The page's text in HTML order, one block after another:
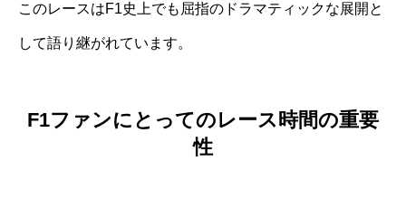
このレースはF1史上でも屈指のドラマティックな展開と
して語り継がれています。
F1ファンにとってのレース時間の重要
性